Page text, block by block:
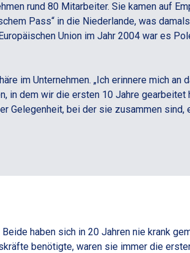
rund 80 Mitarbeiter. Sie kamen auf
Pass“ in die Niederlande, was
Union im Jahr 2004 war es
im Unternehmen. „Ich erinnere mich an
in dem wir die ersten 10 Jahre
Gelegenheit, bei der sie zusammen
haben sich in 20 Jahren nie krank
benötigte, waren sie immer die